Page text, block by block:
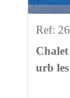
Ref:
urb les